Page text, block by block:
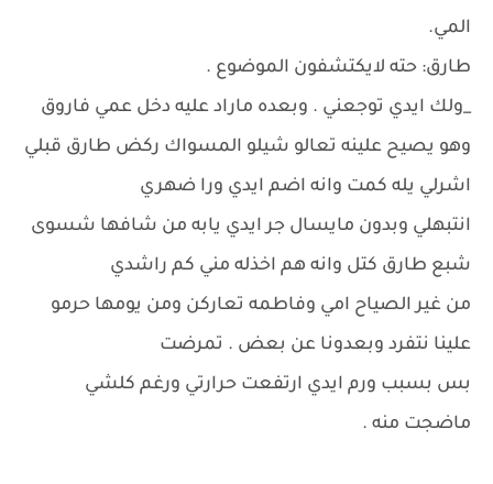
المي.
طارق: حته لايكتشفون الموضوع .
_ولك ايدي توجعني . وبعده ماراد عليه دخل عمي فاروق
وهو يصيح علينه تعالو شيلو المسواك ركض طارق قبلي
اشرلي يله كمت وانه اضم ايدي ورا ضهري
انتبهلي وبدون مايسال جر ايدي يابه من شافها شسوى
شبع طارق كتل وانه هم اخذله مني كم راشدي
من غير الصياح امي وفاطمه تعاركن ومن يومها حرمو
علينا نتفرد وبعدونا عن بعض . تمرضت
بس بسبب ورم ايدي ارتفعت حرارتي ورغم كلشي
ماضجت منه .